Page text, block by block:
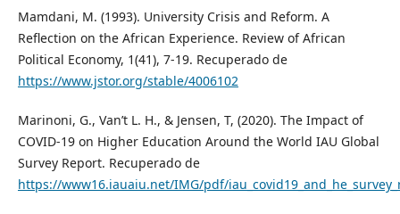
Mamdani, M. (1993). University Crisis and Reform. A
Reflection on the African Experience. Review of African
Political Economy, 1(41), 7-19. Recuperado de
https://www.jstor.org/stable/4006102
Marinoni, G., Van’t L. H., & Jensen, T, (2020). The Impact of
COVID-19 on Higher Education Around the World IAU Global
Survey Report. Recuperado de
https://www16.iauaiu.net/IMG/pdf/